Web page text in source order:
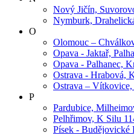
Nový Jičín,
Nymburk,
O
Olomouc –
Opava - Jaktař,
Opava - Palhanec,
Ostrava - Hrabová,
Ostrava –
P
Pardubice,
Pelhřimov, K Silu
Písek - Budějovické